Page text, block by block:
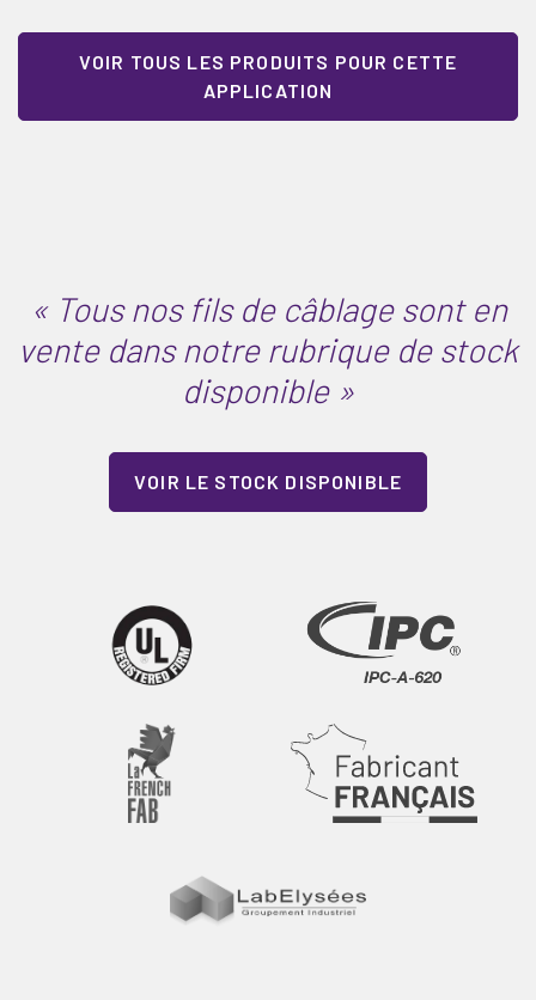
VOIR TOUS LES PRODUITS POUR CETTE
APPLICATION
« Tous nos fils de câblage sont en
vente dans notre rubrique de stock
disponible »
VOIR LE STOCK DISPONIBLE